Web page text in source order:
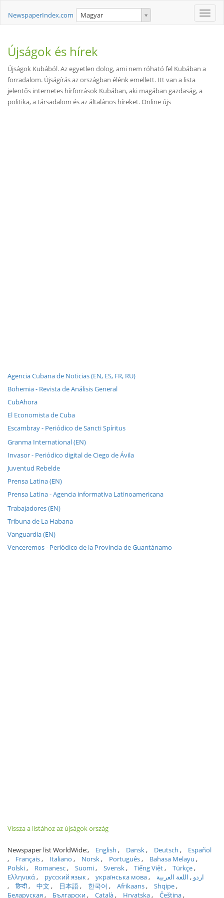
Toggle
NewspaperIndex.com Magyar
Újságok és hírek
Újságok Kubából. Az egyetlen dolog, ami nem róható fel Kubában a
forradalom. Újságírás az országban élénk emellett. Itt van a lista
jelentős internetes hírforrások Kubában, aki magában gazdaság, a
politika, a társadalom és az általános híreket. Online újs
Agencia Cubana de Noticias (EN, ES, FR, RU)
Bohemia - Revista de Análisis General
CubAhora
El Economista de Cuba
Escambray - Periódico de Sancti Spíritus
Granma International (EN)
Invasor - Periódico digital de Ciego de Ávila
Juventud Rebelde
Prensa Latina (EN)
Prensa Latina - Agencia informativa Latinoamericana
Trabajadores (EN)
Tribuna de La Habana
Vanguardia (EN)
Venceremos - Periódico de la Provincia de Guantánamo
Vissza a listához az újságok ország
Newspaper list WorldWide: English Dansk Deutsch
Español
Français
Italiano Norsk Português
Bahasa Melayu
Polski
Romanesc Suomi Svensk Tiếng Việt
Türkçe
Ελληνικά
русский язык українська мова اردو
اللغة العربية
हिन्दी
中文 日本語 한국어 Afrikaans
Shqipe
Беларуская
Български Català Hrvatska Čeština